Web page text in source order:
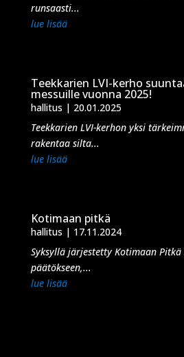
runsaasti...
lue lisää
Teekkarien LVI-kerho
messuille vuonna 2025!
hallitus | 20.01.2025
Teekkarien LVI-kerhon yksi
rakentaa silta...
lue lisää
Kotimaan pitkä
hallitus | 17.11.2024
Syksyllä järjestetty Kotimaan
päätökseen,...
lue lisää